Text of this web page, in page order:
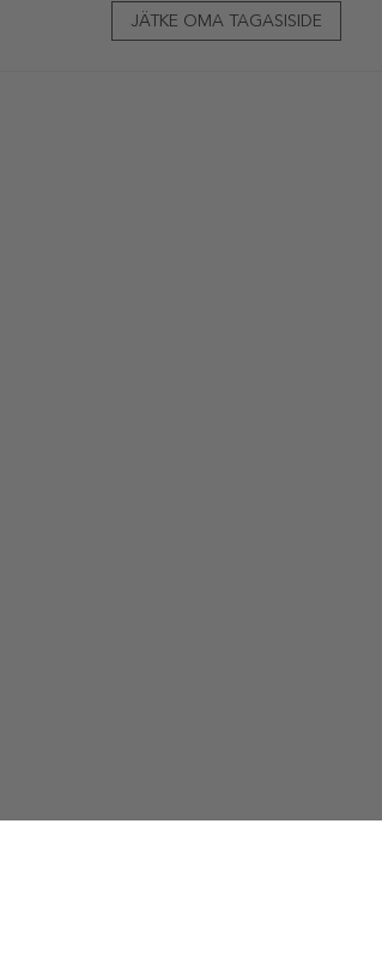
JÄTKE OMA TAGASISIDE